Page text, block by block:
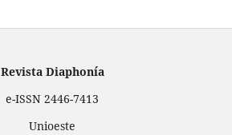
Revista Diaphonía
e-ISSN 2446-7413
Unioeste